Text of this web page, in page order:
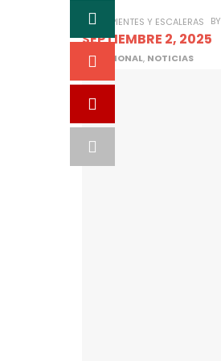
BY
SEPTIEMBRE 2, 2025
INNACIONAL, NOTICIAS